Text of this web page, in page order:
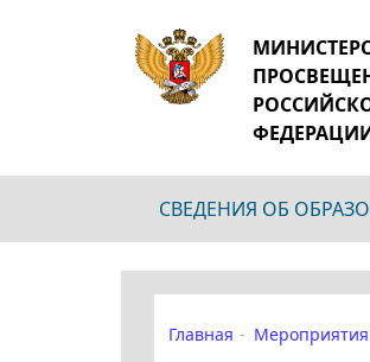
СВЕДЕНИЯ ОБ
Главная Мероприятия